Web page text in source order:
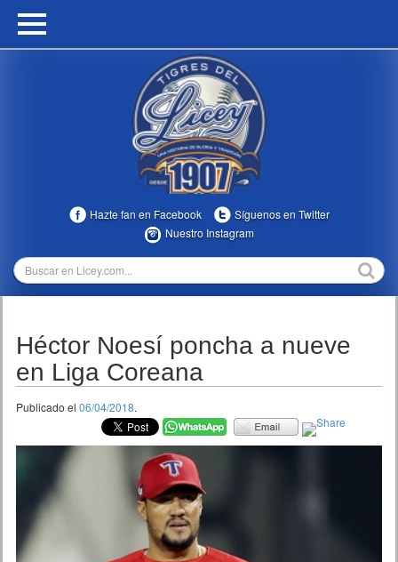
HOME
MULTIMEDIA
TEMPORADAS
Hazte fan en Facebook
Síguenos en Twitter
Nuestro Instagram
Héctor Noesí poncha a nueve
en Liga Coreana
Publicado el 06/04/2018.